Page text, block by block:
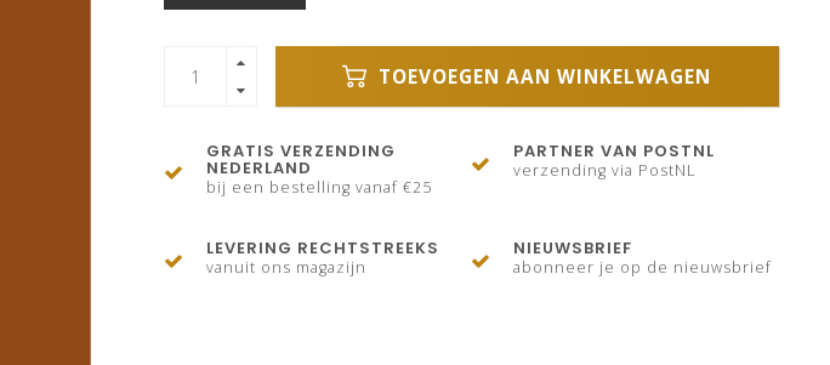
TOEVOEGEN AAN WINKELWAGEN
GRATIS VERZENDING
NEDERLAND
bij een bestelling vanaf €25
PARTNER VAN POSTNL
verzending via PostNL
LEVERING RECHTSTREEKS
vanuit ons magazijn
NIEUWSBRIEF
abonneer je op de nieuwsbrief